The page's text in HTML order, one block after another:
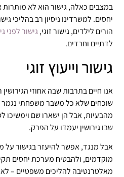
במצבים כאלה, גישור הוא לא
יחסים. למשרדינו ניסיון רב בהליכי
הורים לילדים, גישור זוגי, גישור לפני
לדתיים וחרדים.
גישור וייעוץ זוגי
אנו חיים בתרבות שבה אחוזי
שוכחים שלא כל משבר משפחתי
מהבעיות, אבל הן ישארו שם וימשיכו
שבו גירושין יעמדו על הפרק.
אבל מנגד, אפשר להיעזר בגישור על
מוקדמים, ולהבטיח מערכת יחסים
מאלטרנטיבה להליכים משפטיים – לא